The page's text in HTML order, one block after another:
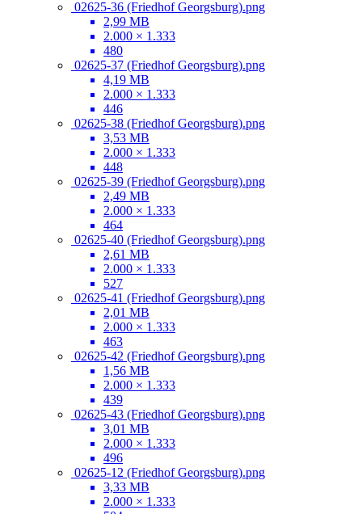
02625-36 (Friedhof Georgsburg).png
2,99 MB
2.000 × 1.333
480
02625-37 (Friedhof Georgsburg).png
4,19 MB
2.000 × 1.333
446
02625-38 (Friedhof Georgsburg).png
3,53 MB
2.000 × 1.333
448
02625-39 (Friedhof Georgsburg).png
2,49 MB
2.000 × 1.333
464
02625-40 (Friedhof Georgsburg).png
2,61 MB
2.000 × 1.333
527
02625-41 (Friedhof Georgsburg).png
2,01 MB
2.000 × 1.333
463
02625-42 (Friedhof Georgsburg).png
1,56 MB
2.000 × 1.333
439
02625-43 (Friedhof Georgsburg).png
3,01 MB
2.000 × 1.333
496
02625-12 (Friedhof Georgsburg).png
3,33 MB
2.000 × 1.333